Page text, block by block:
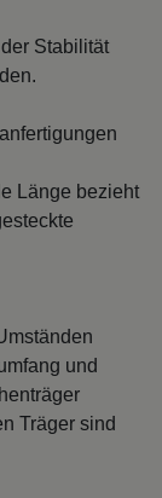
Stabilität
Länge bezieht
und
Träger sind